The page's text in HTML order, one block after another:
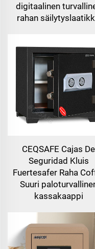
digitaalinen
rahan
CEQSAFE Cajas De
Seguridad Kluis
Fuertesafer Raha
Suuri
kassakaappi